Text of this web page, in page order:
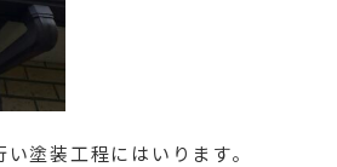
塗装工程にはいります。